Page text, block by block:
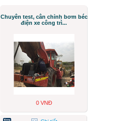
Chuyên test, cân chỉnh bơm béc
điện xe công trì...
0 VNĐ